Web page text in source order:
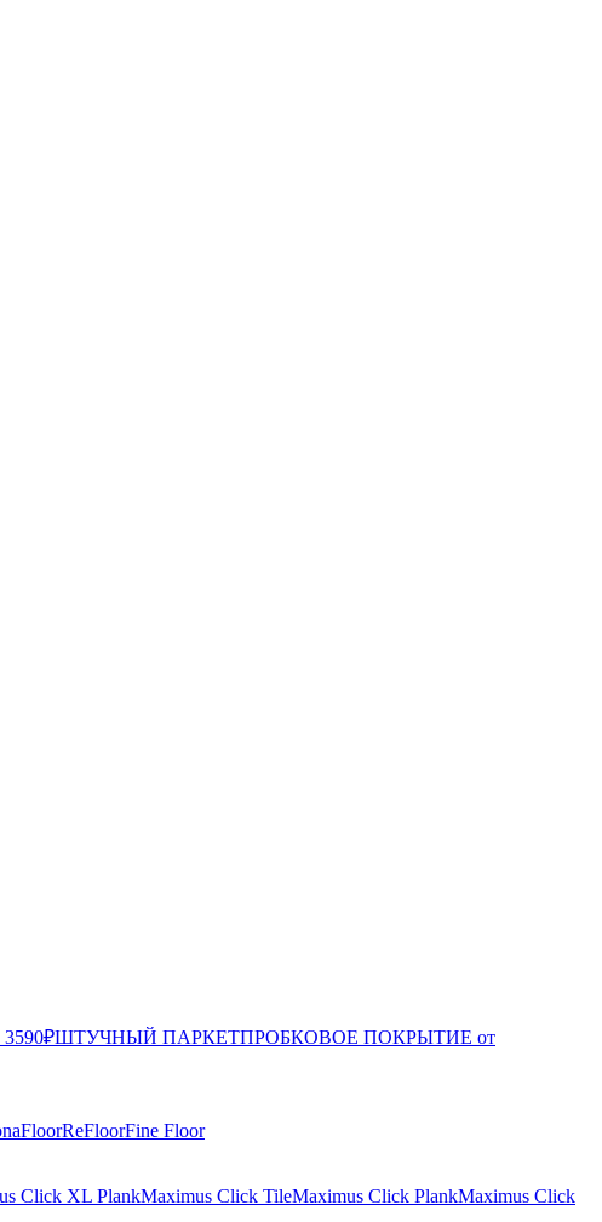
ШТУЧНЫЙ ПАРКЕТПРОБКОВОЕ ПОКРЫТИЕ от
ReFloorFine Floor
Click XL PlankMaximus Click TileMaximus Click PlankMaximus Click